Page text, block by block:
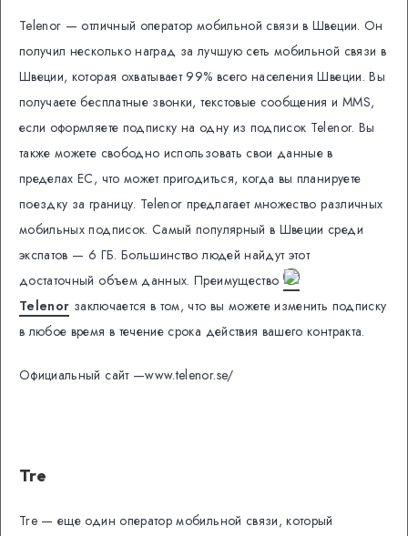
Telenor — отличный оператор мобильной связи в Швеции. Он
получил несколько наград за лучшую сеть мобильной связи в
Швеции, которая охватывает 99% всего населения Швеции.Вы
получаете бесплатные звонки, текстовые сообщения и MMS,
если оформляете подписку на одну из подписок Telenor. Вы
также можете свободно использовать свои данные в
пределах ЕС, что может пригодиться, когда вы планируете
поездку за границу. Telenor предлагает множество различных
мобильных подписок. Самый популярный в Швеции среди
экспатов — 6 ГБ. Большинство людей найдут этот
достаточный объем данных. Преимущество
Telenor заключается в том, что вы можете изменить подписку
в любое время в течение срока действия вашего контракта.
Официальный сайт —www.telenor.se/
Tre
Tre — еще один оператор мобильной связи, который